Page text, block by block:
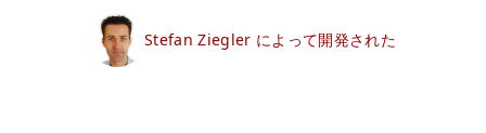
Stefan Ziegler によって開発された